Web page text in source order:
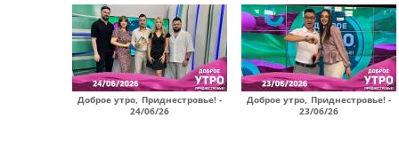
Доброе утро, Приднестровье! -
24/06/26
Доброе утро, Приднестровье! -
23/06/26